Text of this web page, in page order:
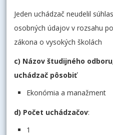
Jeden uchádzač neudelil
osobných údajov v rozsahu
zákona o vysokých školách
c) Názov študijného
uchádzač pôsobiť
Ekonómia a manažment
d) Počet uchádzačov:
1